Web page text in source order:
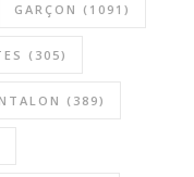
GARÇON (1091)
(305)
(389)